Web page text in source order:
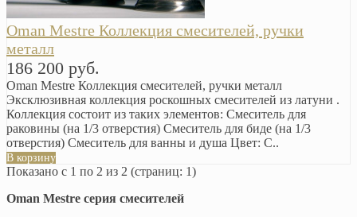
Oman Mestre Коллекция смесителей, ручки
металл
186 200 руб.
Oman Mestre Коллекция смесителей, ручки металл
Эксклюзивная коллекция роскошных смесителей из латуни .
Коллекция состоит из таких элементов: Cмеситель для
раковины (на 1/3 отверстия) Смеситель для биде (на 1/3
отверстия) Смеситель для ванны и душа Цвет: С..
В корзину
Показано с 1 по 2 из 2 (страниц: 1)
Oman Mestre серия смесителей